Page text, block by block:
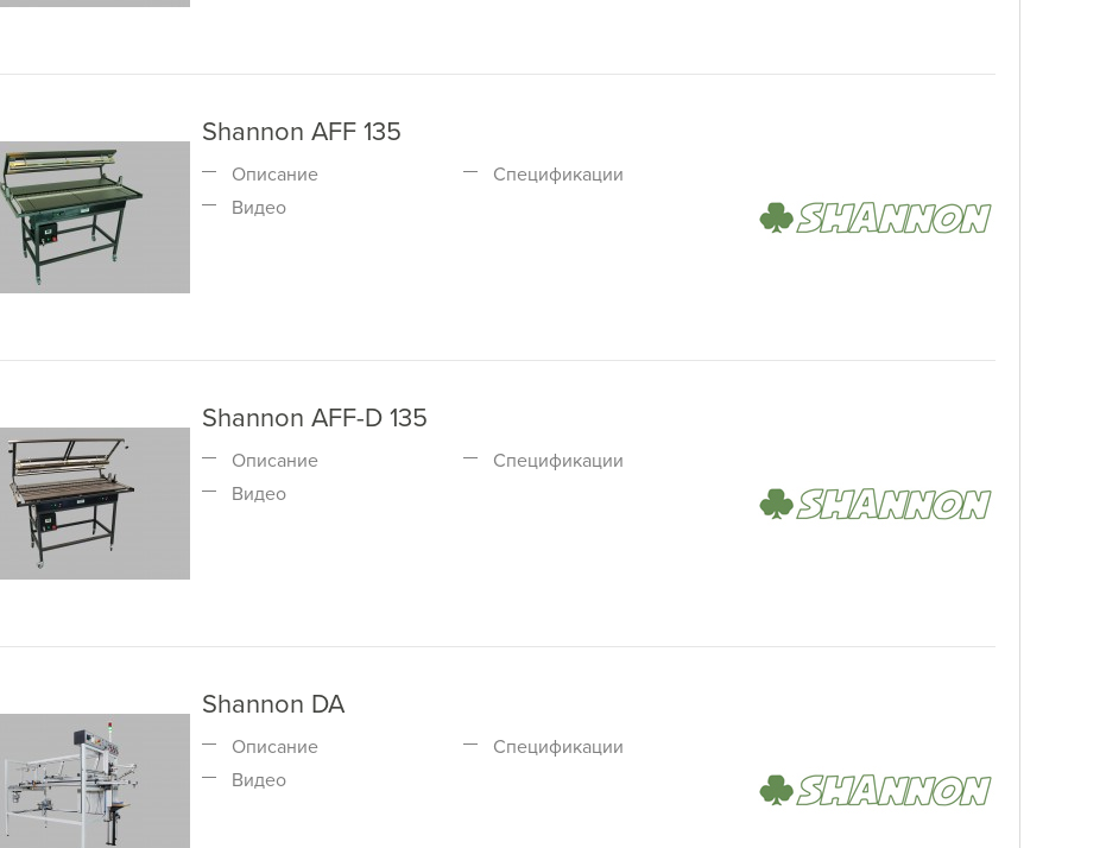
Shannon AFF 135
Описание
Спецификации
Видео
Shannon AFF-D 135
Описание
Спецификации
Видео
Shannon DA
Описание
Спецификации
Видео